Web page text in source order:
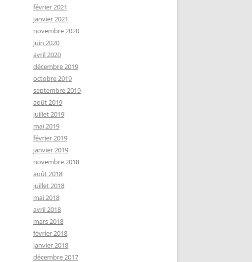
février 2021
janvier 2021
novembre 2020
juin 2020
avril 2020
décembre 2019
octobre 2019
septembre 2019
août 2019
juillet 2019
mai 2019
février 2019
janvier 2019
novembre 2018
août 2018
juillet 2018
mai 2018
avril 2018
mars 2018
février 2018
janvier 2018
décembre 2017